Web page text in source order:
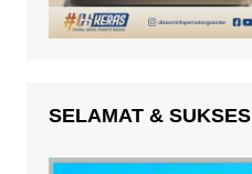
SELAMAT & SUKSES